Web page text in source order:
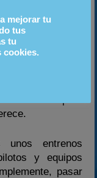
prueba, que
año para todos
seguimiento
las carreras,
entrenos
y equipos
pasar
mejorar tu
tus
tu
cookies.